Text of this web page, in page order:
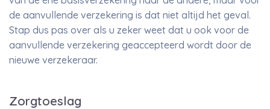
de aanvullende verzekering is dat niet altijd het geval.
Stap dus pas over als u zeker weet dat u ook voor de
aanvullende verzekering geaccepteerd wordt door de
nieuwe verzekeraar.
Zorgtoeslag